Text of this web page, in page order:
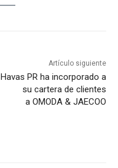
Artículo siguiente
Havas PR ha incorporado a
su cartera de clientes
a OMODA & JAECOO